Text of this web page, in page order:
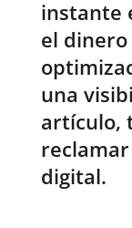
instante
el
una
artículo,
digital.